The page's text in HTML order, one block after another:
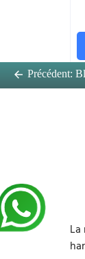
Précédent: